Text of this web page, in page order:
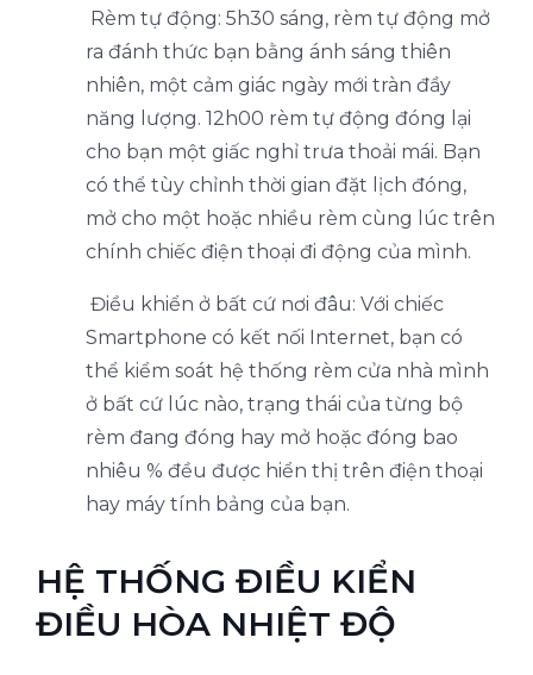
Rèm tự động: 5h30 sáng, rèm tự động mở
ra đánh thức bạn bằng ánh sáng thiên
nhiên, một cảm giác ngày mới tràn đầy
năng lượng. 12h00 rèm tự động đóng lại
cho bạn một giấc nghỉ trưa thoải mái. Bạn
có thể tùy chỉnh thời gian đặt lịch đóng,
mở cho một hoặc nhiều rèm cùng lúc trên
chính chiếc điện thoại đi động của mình.
Điều khiển ở bất cứ nơi đâu: Với chiếc
Smartphone có kết nối Internet, bạn có
thể kiểm soát hệ thống rèm cửa nhà mình
ở bất cứ lúc nào, trạng thái của từng bộ
rèm đang đóng hay mở hoặc đóng bao
nhiêu % đều được hiển thị trên điện thoại
hay máy tính bảng của bạn.
HỆ THỐNG ĐIỀU KIỂN
ĐIỀU HÒA NHIỆT ĐỘ